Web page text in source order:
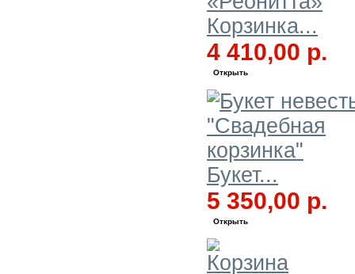
Корзинка...
4 410,00 р.
Открыть
Букет...
5 350,00 р.
Открыть